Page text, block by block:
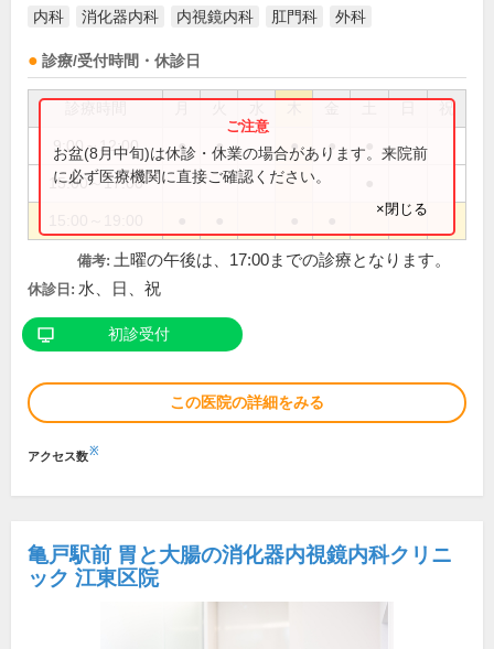
内科 消化器内科 内視鏡内科 肛門科 外科
診療/受付時間・休診日
祝
9:00～12:00 ● ● ● ●
15:00～17:00
お盆(8月中旬)は休診・休業の場合があります。来院前
に必ず医療機関に直接ご確認ください。
×閉じる
備考: 土曜の午後は、17:00までの診療となります。
休診日: 水、日、祝
初診受付
この医院の詳細をみる
アクセス数※
亀戸駅前 胃と大腸の消化器内視鏡内科クリニ
ック 江東区院